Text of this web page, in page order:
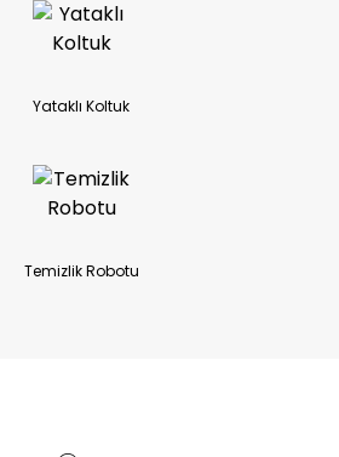
Yataklı Koltuk
Temizlik Robotu